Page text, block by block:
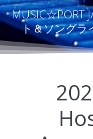
MUSIC☆PORT
ト＆ソングラ